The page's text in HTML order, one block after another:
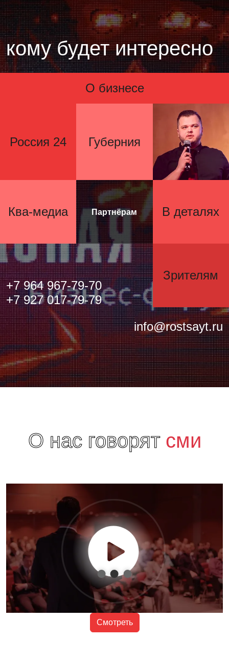
кому будет интересно
О бизнесе
Россия 24 Губерния
Ква-медиа Партнёрам В деталях
+7 964 967-79-70
+7 927 017-79-79
Зрителям
info@rostsayt.ru
О нас говорят сми
Смотреть